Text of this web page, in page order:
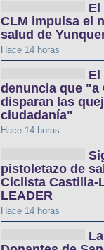
El
CLM impulsa el
salud de
Hace 14 horas
El
denuncia que "a
disparan las
ciudadanía"
Hace 14 horas
pistoletazo de
Ciclista Castilla-
LEADER
Hace 14 horas